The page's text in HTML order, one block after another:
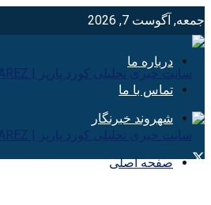
جمعه, آگوست 7, 2026
درباره ما
تماس با ما
شهروند خبرنگار
صفحه اصلی